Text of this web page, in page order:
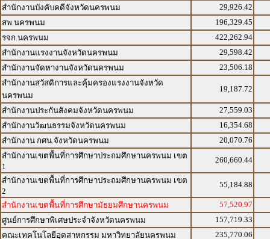
สำนักงานบังคับคดีจังหวัดนครพนม
29,926.42
สพ.นครพนม
196,329.45
รจก.นครพนม
422,262.94
สำนักงานแรงงานจังหวัดนครพนม
29,598.42
สำนักงานจัดหางานจังหวัดนครพนม
23,506.18
สำนักงานสวัสดิการและคุ้มครองแรงงานจังหวัด
นครพนม
19,187.72
สำนักงานประกันสังคมจังหวัดนครพนม
27,559.03
สำนักงานวัฒนธรรมจังหวัดนครพนม
16,354.68
สำนักงาน กศน.จังหวัดนครพนม
20,070.76
สำนักงานเขตพื้นที่การศึกษาประถมศึกษานครพนม เขต
1
260,660.44
สำนักงานเขตพื้นที่การศึกษาประถมศึกษานครพนม เขต
2
55,184.88
สำนักงานเขตพื้นที่การศึกษามัธยมศึกษานครพนม
57,520.97
ศูนย์การศึกษาพิเศษประจำจังหวัดนครพนม
157,719.33
คณะเทคโนโลยีอุตสาหกรรม มหาวิทยาลัยนครพนม
235,770.06